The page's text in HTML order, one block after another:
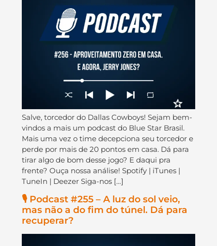
Salve, torcedor do Dallas Cowboys! Sejam bem-
vindos a mais um podcast do Blue Star Brasil.
Mais uma vez o time decepciona seu torcedor e
perde por mais de 20 pontos em casa. Dá para
tirar algo de bom desse jogo? E daqui pra
frente? Ouça nossa análise! Spotify | iTunes |
TuneIn | Deezer Siga-nos […]
🎙️ Podcast #255 – A luz do sol veio,
mas não a do fim do túnel. Dá para
recuperar?